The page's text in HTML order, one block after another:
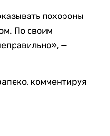
похороны
По своим
—
комментируя